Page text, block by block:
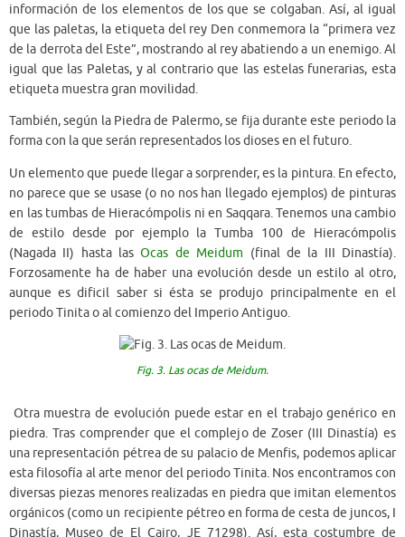
información de los elementos de los que se colgaban. Así, al igual
que las paletas, la etiqueta del rey Den conmemora la “primera vez
de la derrota del Este”, mostrando al rey abatiendo a un enemigo. Al
igual que las Paletas, y al contrario que las estelas funerarias, esta
etiqueta muestra gran movilidad.
También, según la Piedra de Palermo, se fija durante este periodo la
forma con la que serán representados los dioses en el futuro.
Un elemento que puede llegar a sorprender, es la pintura. En efecto,
no parece que se usase (o no nos han llegado ejemplos) de pinturas
en las tumbas de Hieracómpolis ni en Saqqara. Tenemos una cambio
de estilo desde por ejemplo la Tumba 100 de Hieracómpolis
(Nagada II) hasta lasOcas de Meidum (final de la III Dinastía).
Forzosamente ha de haber una evolución desde un estilo al otro,
aunque es dificil saber si ésta se produjo principalmente en el
periodo Tinita o al comienzo del Imperio Antiguo.
Fig. 3. Las ocas de Meidum.
Otra muestra de evolución puede estar en el trabajo genérico en
piedra. Tras comprender que el complejo de Zoser (III Dinastía) es
una representación pétrea de su palacio de Menfis, podemos aplicar
esta filosofía al arte menor del periodo Tinita. Nos encontramos con
diversas piezas menores realizadas en piedra que imitan elementos
orgánicos (como un recipiente pétreo en forma de cesta de juncos, I
Dinastía, Museo de El Cairo, JE 71298). Así, esta costumbre de